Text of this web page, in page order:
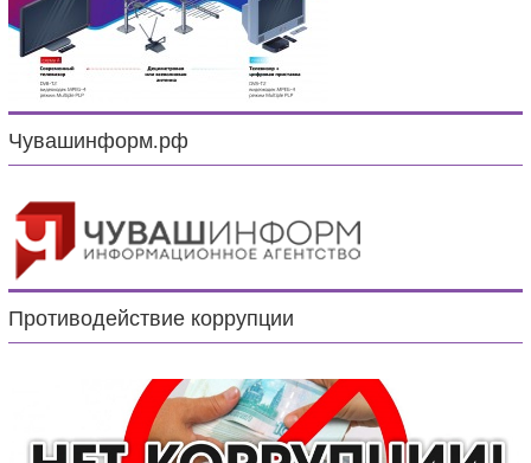
Чувашинформ.рф
Противодействие коррупции